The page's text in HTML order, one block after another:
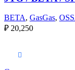
BETA, GasGas,
₽ 20,250